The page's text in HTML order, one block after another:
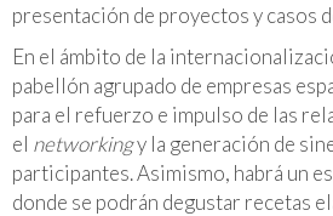
presentación de proyectos y casos
En el ámbito de la
pabellón agrupado de empresas
para el refuerzo e impulso de las
el networkingy la generación de
participantes. Asimismo, habrá un
donde se podrán degustar recetas